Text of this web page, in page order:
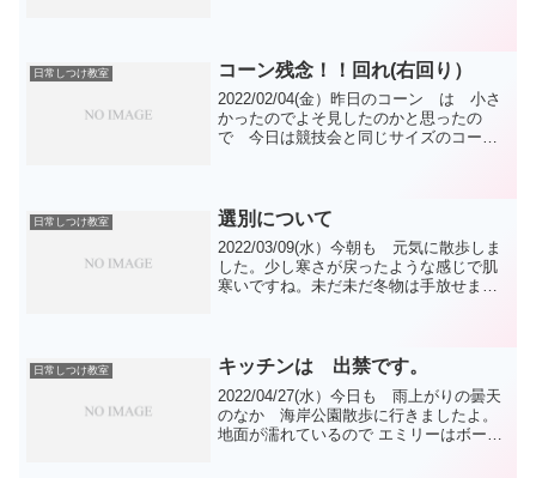
は？私と遊ん...
日常しつけ教室 コーン残念！！回れ(右回り）
2022/02/04(金）昨日のコーン は 小さ
かったのでよそ見したのかと思ったの
で 今日は競技会と同じサイズのコーン
かも失速 そ...
日常しつけ教室 選別について
2022/03/09(水）今朝も 元気に散歩しま
した。少し寒さが戻ったような感じで肌
寒いですね。未だ未だ冬物は手放せませ
ースなどで ...
日常しつけ教室 キッチンは 出禁です。
2022/04/27(水）今日も 雨上がりの曇天
のなか 海岸公園散歩に行きましたよ。
地面が濡れているので エミリーはボール